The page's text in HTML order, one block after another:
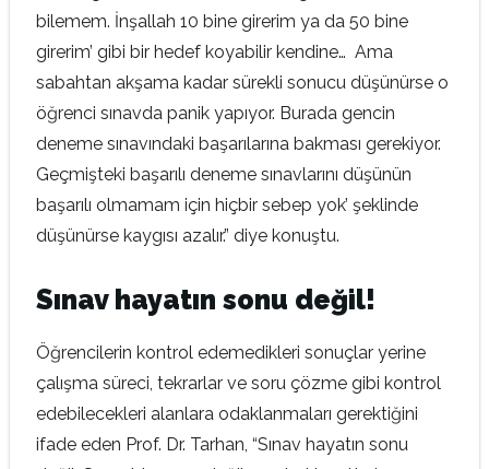
bilemem. İnşallah 10 bine girerim ya da 50 bine
girerim’ gibi bir hedef koyabilir kendine… Ama
sabahtan akşama kadar sürekli sonucu düşünürse o
öğrenci sınavda panik yapıyor. Burada gencin
deneme sınavındaki başarılarına bakması gerekiyor.
Geçmişteki başarılı deneme sınavlarını düşünün
başarılı olmamam için hiçbir sebep yok’ şeklinde
düşünürse kaygısı azalır.” diye konuştu.
Sınav hayatın sonu değil!
Öğrencilerin kontrol edemedikleri sonuçlar yerine
çalışma süreci, tekrarlar ve soru çözme gibi kontrol
edebilecekleri alanlara odaklanmaları gerektiğini
ifade eden Prof. Dr. Tarhan, “Sınav hayatın sonu